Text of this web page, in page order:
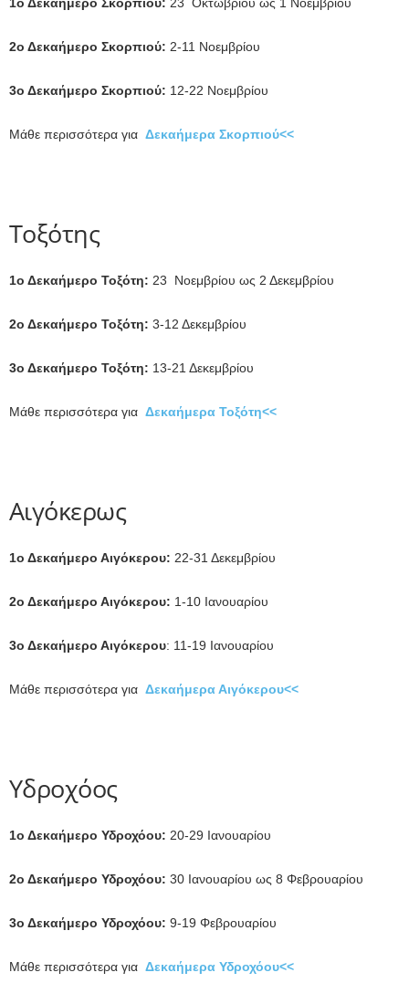
2ο Δεκαήμερο Σκορπιού: 2-11 Νοεμβρίου
3ο Δεκαήμερο Σκορπιού: 12-22 Νοεμβρίου
Μάθε περισσότερα για Δεκαήμερα Σκορπιού<<
Τοξότης
1ο Δεκαήμερο Τοξότη: 23 Νοεμβρίου ως 2 Δεκεμβρίου
2ο Δεκαήμερο Τοξότη: 3-12 Δεκεμβρίου
3ο Δεκαήμερο Τοξότη: 13-21 Δεκεμβρίου
Μάθε περισσότερα για Δεκαήμερα Τοξότη<<
Αιγόκερως
1ο Δεκαήμερο Αιγόκερου: 22-31 Δεκεμβρίου
2ο Δεκαήμερο Αιγόκερου: 1-10 Ιανουαρίου
3ο Δεκαήμερο Αιγόκερου: 11-19 Ιανουαρίου
Μάθε περισσότερα για Δεκαήμερα Αιγόκερου<<
Υδροχόος
1ο Δεκαήμερο Υδροχόου: 20-29 Ιανουαρίου
2ο Δεκαήμερο Υδροχόου: 30 Ιανουαρίου ως 8 Φεβρουαρίου
3ο Δεκαήμερο Υδροχόου: 9-19 Φεβρουαρίου
Μάθε περισσότερα για Δεκαήμερα Υδροχόου<<